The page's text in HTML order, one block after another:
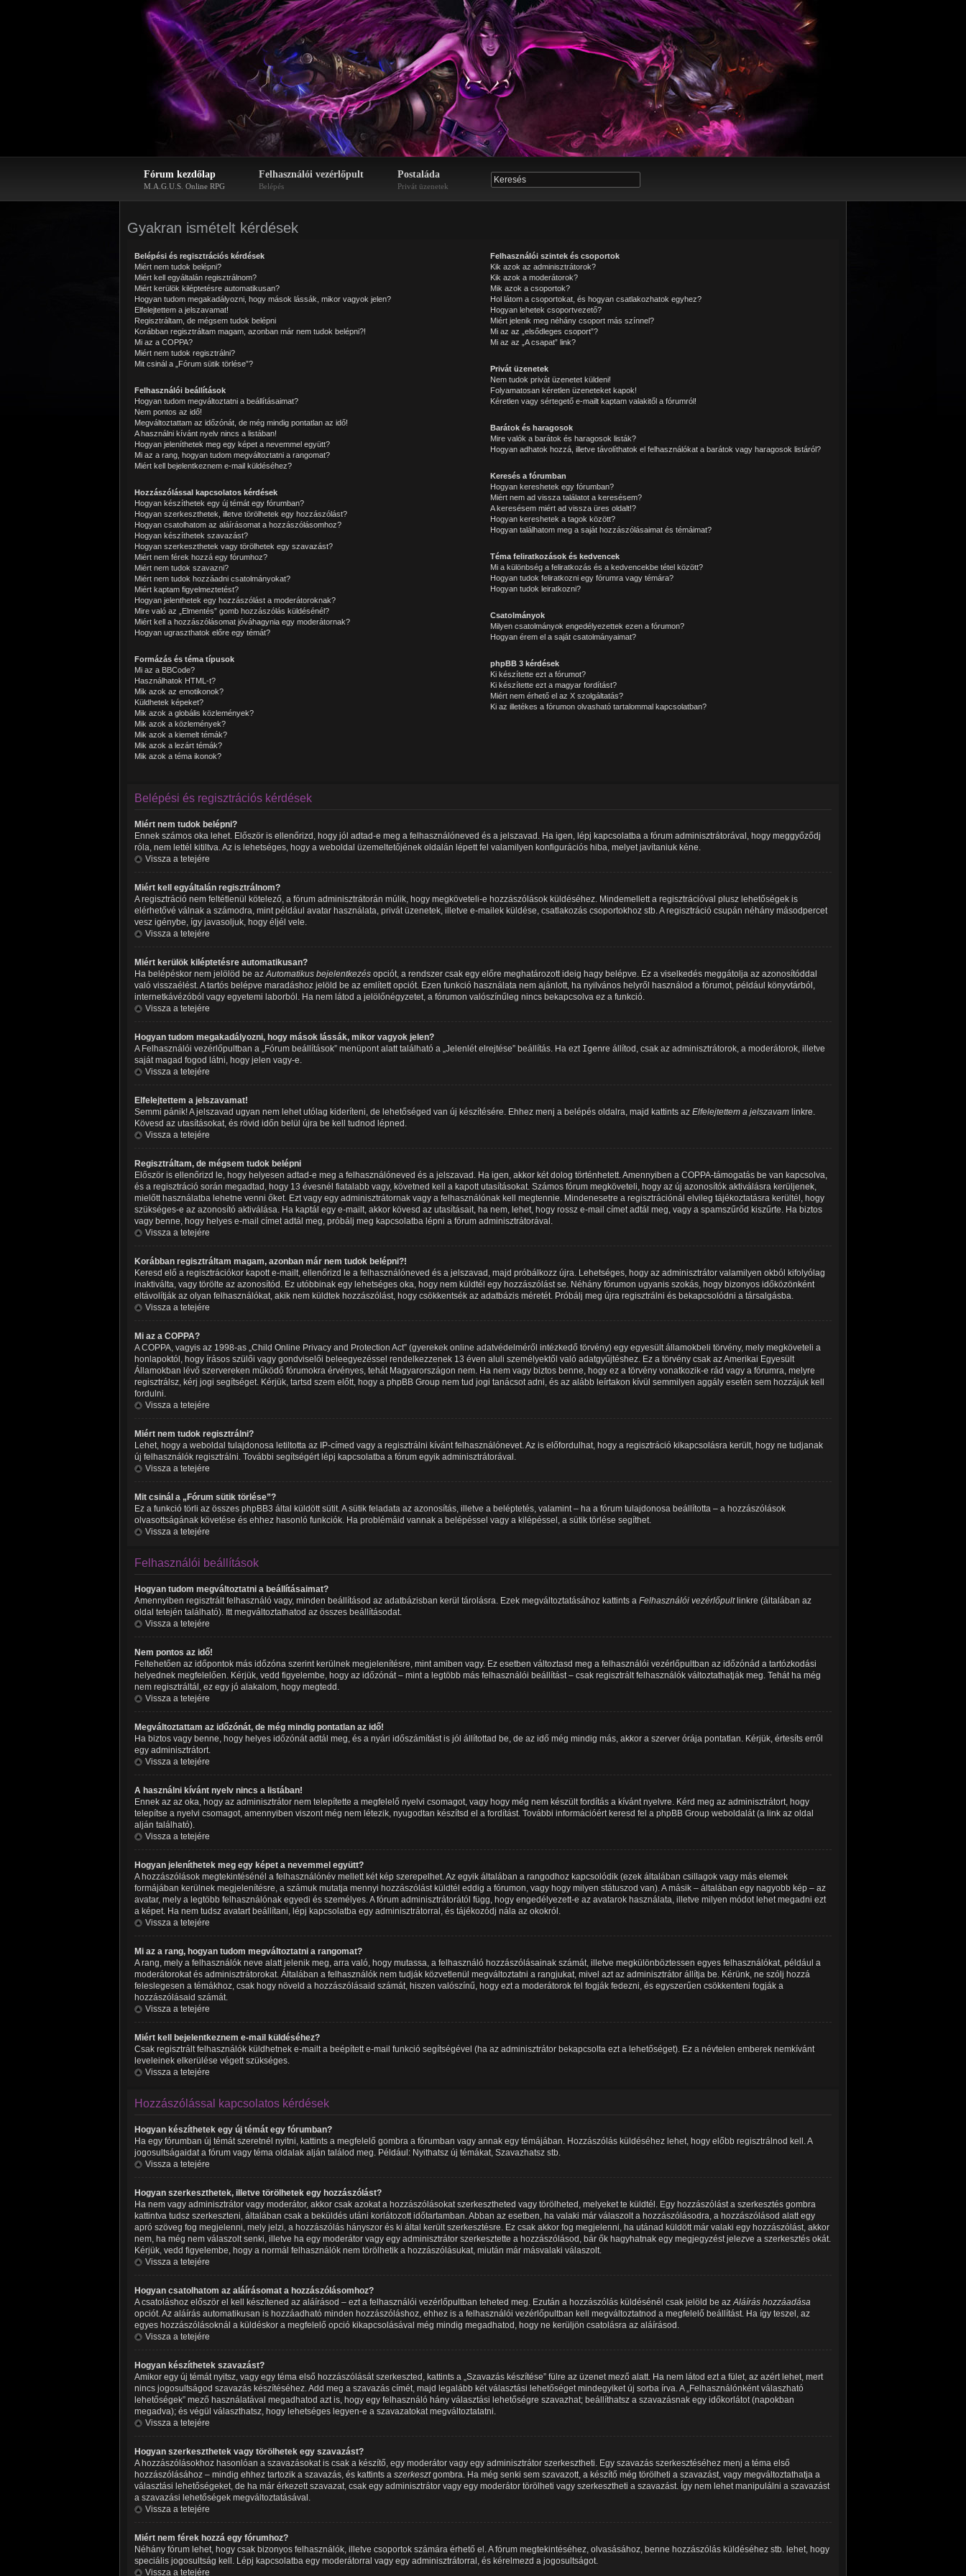
Fórum kezdőlap
M.A.G.U.S. Online RPG
Felhasználói vezérlőpult
Belépés
Postaláda
Privát üzenetek
Gyakran ismételt kérdések
Belépési és regisztrációs kérdések
Miért nem tudok belépni?
Miért kell egyáltalán regisztrálnom?
Miért kerülök kiléptetésre automatikusan?
Hogyan tudom megakadályozni, hogy mások lássák, mikor vagyok jelen?
Elfelejtettem a jelszavamat!
Regisztráltam, de mégsem tudok belépni
Korábban regisztráltam magam, azonban már nem tudok belépni?!
Mi az a COPPA?
Miért nem tudok regisztrálni?
Mit csinál a „Fórum sütik törlése”?
Felhasználói beállítások
Hogyan tudom megváltoztatni a beállításaimat?
Nem pontos az idő!
Megváltoztattam az időzónát, de még mindig pontatlan az idő!
A használni kívánt nyelv nincs a listában!
Hogyan jeleníthetek meg egy képet a nevemmel együtt?
Mi az a rang, hogyan tudom megváltoztatni a rangomat?
Miért kell bejelentkeznem e-mail küldéséhez?
Hozzászólással kapcsolatos kérdések
Hogyan készíthetek egy új témát egy fórumban?
Hogyan szerkeszthetek, illetve törölhetek egy hozzászólást?
Hogyan csatolhatom az aláírásomat a hozzászólásomhoz?
Hogyan készíthetek szavazást?
Hogyan szerkeszthetek vagy törölhetek egy szavazást?
Miért nem férek hozzá egy fórumhoz?
Miért nem tudok szavazni?
Miért nem tudok hozzáadni csatolmányokat?
Miért kaptam figyelmeztetést?
Hogyan jelenthetek egy hozzászólást a moderátoroknak?
Mire való az „Elmentés” gomb hozzászólás küldésénél?
Miért kell a hozzászólásomat jóváhagynia egy moderátornak?
Hogyan ugraszthatok előre egy témát?
Formázás és téma típusok
Mi az a BBCode?
Használhatok HTML-t?
Mik azok az emotikonok?
Küldhetek képeket?
Mik azok a globális közlemények?
Mik azok a közlemények?
Mik azok a kiemelt témák?
Mik azok a lezárt témák?
Mik azok a téma ikonok?
Felhasználói szintek és csoportok
Kik azok az adminisztrátorok?
Kik azok a moderátorok?
Mik azok a csoportok?
Hol látom a csoportokat, és hogyan csatlakozhatok egyhez?
Hogyan lehetek csoportvezető?
Miért jelenik meg néhány csoport más színnel?
Mi az az „elsődleges csoport”?
Mi az az „A csapat” link?
Privát üzenetek
Nem tudok privát üzenetet küldeni!
Folyamatosan kéretlen üzeneteket kapok!
Kéretlen vagy sértegető e-mailt kaptam valakitől a fórumról!
Barátok és haragosok
Mire valók a barátok és haragosok listák?
Hogyan adhatok hozzá, illetve távolíthatok el felhasználókat a barátok vagy haragosok listáról?
Keresés a fórumban
Hogyan kereshetek egy fórumban?
Miért nem ad vissza találatot a keresésem?
A keresésem miért ad vissza üres oldalt!?
Hogyan kereshetek a tagok között?
Hogyan találhatom meg a saját hozzászólásaimat és témáimat?
Téma feliratkozások és kedvencek
Mi a különbség a feliratkozás és a kedvencekbe tétel között?
Hogyan tudok feliratkozni egy fórumra vagy témára?
Hogyan tudok leiratkozni?
Csatolmányok
Milyen csatolmányok engedélyezettek ezen a fórumon?
Hogyan érem el a saját csatolmányaimat?
phpBB 3 kérdések
Ki készítette ezt a fórumot?
Ki készítette ezt a magyar fordítást?
Miért nem érhető el az X szolgáltatás?
Ki az illetékes a fórumon olvasható tartalommal kapcsolatban?
Belépési és regisztrációs kérdések
Miért nem tudok belépni?
Ennek számos oka lehet. Először is ellenőrizd, hogy jól adtad-e meg a felhasználóneved és a jelszavad. Ha igen, lépj kapcsolatba a fórum adminisztrátorával, hogy meggyőződj
róla, nem lettél kitiltva. Az is lehetséges, hogy a weboldal üzemeltetőjének oldalán lépett fel valamilyen konfigurációs hiba, melyet javítaniuk kéne.
Vissza a tetejére
Miért kell egyáltalán regisztrálnom?
A regisztráció nem feltétlenül kötelező, a fórum adminisztrátorán múlik, hogy megköveteli-e hozzászólások küldéséhez. Mindemellett a regisztrációval plusz lehetőségek is
elérhetővé válnak a számodra, mint például avatar használata, privát üzenetek, illetve e-mailek küldése, csatlakozás csoportokhoz stb. A regisztráció csupán néhány másodpercet
vesz igénybe, így javasoljuk, hogy éljél vele.
Vissza a tetejére
Miért kerülök kiléptetésre automatikusan?
Ha belépéskor nem jelölöd be azAutomatikus bejelentkezés opciót, a rendszer csak egy előre meghatározott ideig hagy belépve. Ez a viselkedés meggátolja az azonosítóddal
való visszaélést. A tartós belépve maradáshoz jelöld be az említett opciót. Ezen funkció használata nem ajánlott, ha nyilvános helyről használod a fórumot, például könyvtárból,
internetkávézóból vagy egyetemi laborból. Ha nem látod a jelölőnégyzetet, a fórumon valószínűleg nincs bekapcsolva ez a funkció.
Vissza a tetejére
Hogyan tudom megakadályozni, hogy mások lássák, mikor vagyok jelen?
A Felhasználói vezérlőpultban a „Fórum beállítások” menüpont alatt található a „Jelenlét elrejtése” beállítás. Ha ezt Igenre állítod, csak az adminisztrátorok, a moderátorok, illetve
saját magad fogod látni, hogy jelen vagy-e.
Vissza a tetejére
Elfelejtettem a jelszavamat!
Semmi pánik! A jelszavad ugyan nem lehet utólag kideríteni, de lehetőséged van új készítésére. Ehhez menj a belépés oldalra, majd kattints az Elfelejtettem a jelszavam linkre.
Kövesd az utasításokat, és rövid időn belül újra be kell tudnod lépned.
Vissza a tetejére
Regisztráltam, de mégsem tudok belépni
Először is ellenőrizd le, hogy helyesen adtad-e meg a felhasználóneved és a jelszavad. Ha igen, akkor két dolog történhetett. Amennyiben a COPPA-támogatás be van kapcsolva,
és a regisztráció során megadtad, hogy 13 évesnél fiatalabb vagy, követned kell a kapott utasításokat. Számos fórum megköveteli, hogy az új azonosítók aktiválásra kerüljenek,
mielőtt használatba lehetne venni őket. Ezt vagy egy adminisztrátornak vagy a felhasználónak kell megtennie. Mindenesetre a regisztrációnál elvileg tájékoztatásra kerültél, hogy
szükséges-e az azonosító aktiválása. Ha kaptál egy e-mailt, akkor kövesd az utasításait, ha nem, lehet, hogy rossz e-mail címet adtál meg, vagy a spamszűrőd kiszűrte. Ha biztos
vagy benne, hogy helyes e-mail címet adtál meg, próbálj meg kapcsolatba lépni a fórum adminisztrátorával.
Vissza a tetejére
Korábban regisztráltam magam, azonban már nem tudok belépni?!
Keresd elő a regisztrációkor kapott e-mailt, ellenőrizd le a felhasználóneved és a jelszavad, majd próbálkozz újra. Lehetséges, hogy az adminisztrátor valamilyen okból kifolyólag
inaktiválta, vagy törölte az azonosítód. Ez utóbbinak egy lehetséges oka, hogy nem küldtél egy hozzászólást se. Néhány fórumon ugyanis szokás, hogy bizonyos időközönként
eltávolítják az olyan felhasználókat, akik nem küldtek hozzászólást, hogy csökkentsék az adatbázis méretét. Próbálj meg újra regisztrálni és bekapcsolódni a társalgásba.
Vissza a tetejére
Mi az a COPPA?
A COPPA, vagyis az 1998-as „Child Online Privacy and Protection Act” (gyerekek online adatvédelméről intézkedő törvény) egy egyesült államokbeli törvény, mely megköveteli a
honlapoktól, hogy írásos szülői vagy gondviselői beleegyezéssel rendelkezzenek 13 éven aluli személyektől való adatgyűjtéshez. Ez a törvény csak az Amerikai Egyesült
Államokban lévő szervereken működő fórumokra érvényes, tehát Magyarországon nem. Ha nem vagy biztos benne, hogy ez a törvény vonatkozik-e rád vagy a fórumra, melyre
regisztrálsz, kérj jogi segítséget. Kérjük, tartsd szem előtt, hogy a phpBB Group nem tud jogi tanácsot adni, és az alább leírtakon kívül semmilyen aggály esetén sem hozzájuk kell
fordulni.
Vissza a tetejére
Miért nem tudok regisztrálni?
Lehet, hogy a weboldal tulajdonosa letiltotta az IP-címed vagy a regisztrálni kívánt felhasználónevet. Az is előfordulhat, hogy a regisztráció kikapcsolásra került, hogy ne tudjanak
új felhasználók regisztrálni. További segítségért lépj kapcsolatba a fórum egyik adminisztrátorával.
Vissza a tetejére
Mit csinál a „Fórum sütik törlése”?
Ez a funkció törli az összes phpBB3 által küldött sütit. A sütik feladata az azonosítás, illetve a beléptetés, valamint – ha a fórum tulajdonosa beállította – a hozzászólások
olvasottságának követése és ehhez hasonló funkciók. Ha problémáid vannak a belépéssel vagy a kilépéssel, a sütik törlése segíthet.
Vissza a tetejére
Felhasználói beállítások
Hogyan tudom megváltoztatni a beállításaimat?
Amennyiben regisztrált felhasználó vagy, minden beállításod az adatbázisban kerül tárolásra. Ezek megváltoztatásához kattints a Felhasználói vezérlőpultlinkre (általában az
oldal tetején található). Itt megváltoztathatod az összes beállításodat.
Vissza a tetejére
Nem pontos az idő!
Feltehetően az időpontok más időzóna szerint kerülnek megjelenítésre, mint amiben vagy. Ez esetben változtasd meg a felhasználói vezérlőpultban az időzónád a tartózkodási
helyednek megfelelően. Kérjük, vedd figyelembe, hogy az időzónát – mint a legtöbb más felhasználói beállítást – csak regisztrált felhasználók változtathatják meg. Tehát ha még
nem regisztráltál, ez egy jó alakalom, hogy megtedd.
Vissza a tetejére
Megváltoztattam az időzónát, de még mindig pontatlan az idő!
Ha biztos vagy benne, hogy helyes időzónát adtál meg, és a nyári időszámítást is jól állítottad be, de az idő még mindig más, akkor a szerver órája pontatlan. Kérjük, értesíts erről
egy adminisztrátort.
Vissza a tetejére
A használni kívánt nyelv nincs a listában!
Ennek az az oka, hogy az adminisztrátor nem telepítette a megfelelő nyelvi csomagot, vagy hogy még nem készült fordítás a kívánt nyelvre. Kérd meg az adminisztrátort, hogy
telepítse a nyelvi csomagot, amennyiben viszont még nem létezik, nyugodtan készítsd el a fordítást. További információért keresd fel a phpBB Group weboldalát (a link az oldal
alján található).
Vissza a tetejére
Hogyan jeleníthetek meg egy képet a nevemmel együtt?
A hozzászólások megtekintésénél a felhasználónév mellett két kép szerepelhet. Az egyik általában a rangodhoz kapcsolódik (ezek általában csillagok vagy más elemek
formájában kerülnek megjelenítésre, a számuk mutatja mennyi hozzászólást küldtél eddig a fórumon, vagy hogy milyen státuszod van). A másik – általában egy nagyobb kép – az
avatar, mely a legtöbb felhasználónak egyedi és személyes. A fórum adminisztrátorától függ, hogy engedélyezett-e az avatarok használata, illetve milyen módot lehet megadni ezt
a képet. Ha nem tudsz avatart beállítani, lépj kapcsolatba egy adminisztrátorral, és tájékozódj nála az okokról.
Vissza a tetejére
Mi az a rang, hogyan tudom megváltoztatni a rangomat?
A rang, mely a felhasználók neve alatt jelenik meg, arra való, hogy mutassa, a felhasználó hozzászólásainak számát, illetve megkülönböztessen egyes felhasználókat, például a
moderátorokat és adminisztrátorokat. Általában a felhasználók nem tudják közvetlenül megváltoztatni a rangjukat, mivel azt az adminisztrátor állítja be. Kérünk, ne szólj hozzá
feleslegesen a témákhoz, csak hogy növeld a hozzászólásaid számát, hiszen valószínű, hogy ezt a moderátorok fel fogják fedezni, és egyszerűen csökkenteni fogják a
hozzászólásaid számát.
Vissza a tetejére
Miért kell bejelentkeznem e-mail küldéséhez?
Csak regisztrált felhasználók küldhetnek e-mailt a beépített e-mail funkció segítségével (ha az adminisztrátor bekapcsolta ezt a lehetőséget). Ez a névtelen emberek nemkívánt
leveleinek elkerülése végett szükséges.
Vissza a tetejére
Hozzászólással kapcsolatos kérdések
Hogyan készíthetek egy új témát egy fórumban?
Ha egy fórumban új témát szeretnél nyitni, kattints a megfelelő gombra a fórumban vagy annak egy témájában. Hozzászólás küldéséhez lehet, hogy előbb regisztrálnod kell. A
jogosultságaidat a fórum vagy téma oldalak alján találod meg. Például: Nyithatsz új témákat, Szavazhatsz stb.
Vissza a tetejére
Hogyan szerkeszthetek, illetve törölhetek egy hozzászólást?
Ha nem vagy adminisztrátor vagy moderátor, akkor csak azokat a hozzászólásokat szerkesztheted vagy törölheted, melyeket te küldtél. Egy hozzászólást a szerkesztés gombra
kattintva tudsz szerkeszteni, általában csak a beküldés utáni korlátozott időtartamban. Abban az esetben, ha valaki már válaszolt a hozzászólásodra, a hozzászólásod alatt egy
apró szöveg fog megjelenni, mely jelzi, a hozzászólás hányszor és ki által került szerkesztésre. Ez csak akkor fog megjelenni, ha utánad küldött már valaki egy hozzászólást, akkor
nem, ha még nem válaszolt senki, illetve ha egy moderátor vagy egy adminisztrátor szerkesztette a hozzászólásod, bár ők hagyhatnak egy megjegyzést jelezve a szerkesztés okát.
Kérjük, vedd figyelembe, hogy a normál felhasználók nem törölhetik a hozzászólásukat, miután már másvalaki válaszolt.
Vissza a tetejére
Hogyan csatolhatom az aláírásomat a hozzászólásomhoz?
A csatoláshoz először el kell készítened az aláírásod – ezt a felhasználói vezérlőpultban teheted meg. Ezután a hozzászólás küldésénél csak jelöld be azAláírás hozzáadása
opciót. Az aláírás automatikusan is hozzáadható minden hozzászóláshoz, ehhez is a felhasználói vezérlőpultban kell megváltoztatnod a megfelelő beállítást. Ha így teszel, az
egyes hozzászólásoknál a küldéskor a megfelelő opció kikapcsolásával még mindig megadhatod, hogy ne kerüljön csatolásra az aláírásod.
Vissza a tetejére
Hogyan készíthetek szavazást?
Amikor egy új témát nyitsz, vagy egy téma első hozzászólását szerkeszted, kattints a „Szavazás készítése” fülre az üzenet mező alatt. Ha nem látod ezt a fület, az azért lehet, mert
nincs jogosultságod szavazás készítéséhez. Add meg a szavazás címét, majd legalább két választási lehetőséget mindegyiket új sorba írva. A „Felhasználónként válaszható
lehetőségek” mező használatával megadhatod azt is, hogy egy felhasználó hány választási lehetőségre szavazhat; beállíthatsz a szavazásnak egy időkorlátot (napokban
megadva); és végül választhatsz, hogy lehetséges legyen-e a szavazatokat megváltoztatatni.
Vissza a tetejére
Hogyan szerkeszthetek vagy törölhetek egy szavazást?
A hozzászólásokhoz hasonlóan a szavazásokat is csak a készítő, egy moderátor vagy egy adminisztrátor szerkesztheti. Egy szavazás szerkesztéséhez menj a téma első
hozzászólásához – mindig ehhez tartozik a szavazás, és kattints a szerkesztgombra. Ha még senki sem szavazott, a készítő még törölheti a szavazást, vagy megváltoztathatja a
választási lehetőségeket, de ha már érkezett szavazat, csak egy adminisztrátor vagy egy moderátor törölheti vagy szerkesztheti a szavazást. Így nem lehet manipulálni a szavazást
a szavazási lehetőségek megváltoztatásával.
Vissza a tetejére
Miért nem férek hozzá egy fórumhoz?
Néhány fórum lehet, hogy csak bizonyos felhasználók, illetve csoportok számára érhető el. A fórum megtekintéséhez, olvasásához, benne hozzászólás küldéséhez stb. lehet, hogy
speciális jogosultság kell. Lépj kapcsolatba egy moderátorral vagy egy adminisztrátorral, és kérelmezd a jogosultságot.
Vissza a tetejére